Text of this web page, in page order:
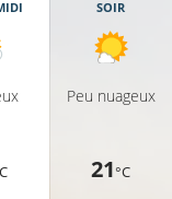
SOIR
Peu nuageux
21°C